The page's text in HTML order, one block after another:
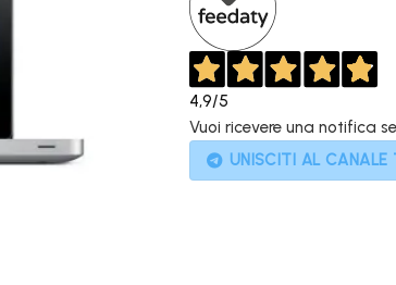
4,9/5
Vuoi ricevere una notifica
UNISCITI AL CANALE